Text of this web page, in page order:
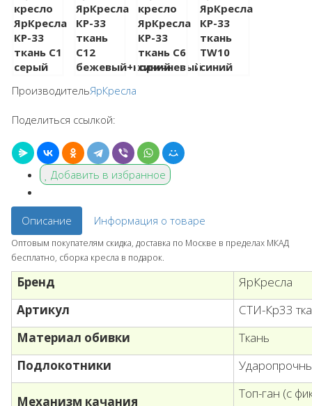
ПроизводительЯрКресла
Поделиться ссылкой:
Добавить в избранное
Описание Информация о товаре
Оптовым покупателям скидка, доставка по Москве в пределах МКАД
бесплатно, сборка кресла в подарок.
Бренд
ЯрКресла
Артикул
СТИ-Кр33
Материал обивки
Ткань
Подлокотники
Механизм качания
Топ-ган (с